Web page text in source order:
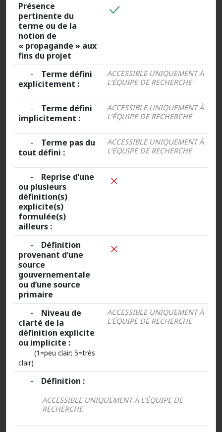
Présence
pertinente du
terme ou de la
notion de
« propagande » aux
fins du projet
- Terme défini
explicitement :
ACCESSIBLE UNIQUEMENT À
L’ÉQUIPE DE RECHERCHE
- Terme défini
implicitement :
ACCESSIBLE UNIQUEMENT À
L’ÉQUIPE DE RECHERCHE
- Terme pas du
tout défini :
ACCESSIBLE UNIQUEMENT À
L’ÉQUIPE DE RECHERCHE
- Reprise d’une
ou plusieurs
définition(s)
explicite(s)
formulée(s)
ailleurs :
- Définition
provenant d’une
source
gouvernementale
ou d’une source
primaire
- Niveau de
clarté de la
définition explicite
ou implicite :
(1=peu clair; 5=très
clair)
ACCESSIBLE UNIQUEMENT À
L’ÉQUIPE DE RECHERCHE
- Définition :
ACCESSIBLE UNIQUEMENT À L’ÉQUIPE DE
RECHERCHE